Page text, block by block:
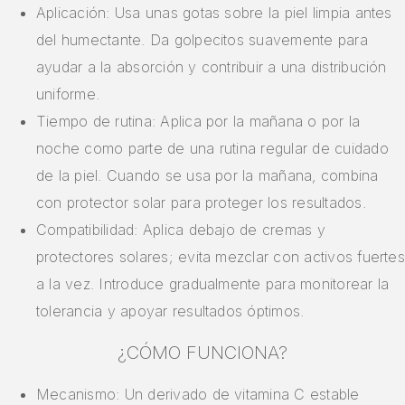
Aplicación: Usa unas gotas sobre la piel limpia antes
del humectante. Da golpecitos suavemente para
ayudar a la absorción y contribuir a una distribución
uniforme.
Tiempo de rutina: Aplica por la mañana o por la
noche como parte de una rutina regular de cuidado
de la piel. Cuando se usa por la mañana, combina
con protector solar para proteger los resultados.
Compatibilidad: Aplica debajo de cremas y
protectores solares; evita mezclar con activos fuertes
a la vez. Introduce gradualmente para monitorear la
tolerancia y apoyar resultados óptimos.
¿CÓMO FUNCIONA?
Mecanismo: Un derivado de vitamina C estable